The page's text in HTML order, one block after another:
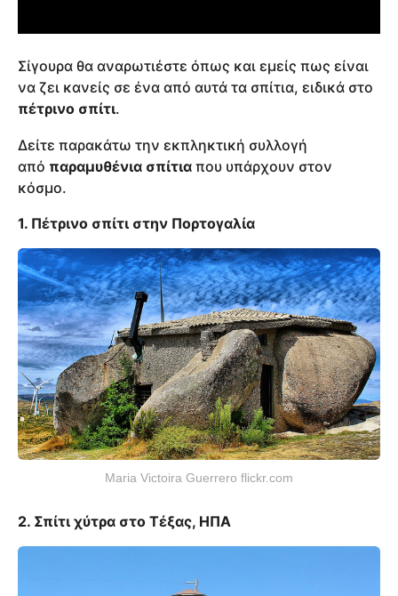
Σίγουρα θα αναρωτιέστε όπως και εμείς πως είναι
να ζει κανείς σε ένα από αυτά τα σπίτια, ειδικά στο
πέτρινο σπίτι.
Δείτε παρακάτω την εκπληκτική συλλογή
από παραμυθένια σπίτια που υπάρχουν στον
κόσμο.
1. Πέτρινο σπίτι στην Πορτογαλία
Maria Victoira Guerrero flickr.com
2. Σπίτι χύτρα στο Τέξας, ΗΠΑ